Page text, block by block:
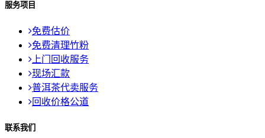
服务项目
免费估价
免费清理竹粉
上门回收服务
现场汇款
普洱茶代卖服务
回收价格公道
联系我们